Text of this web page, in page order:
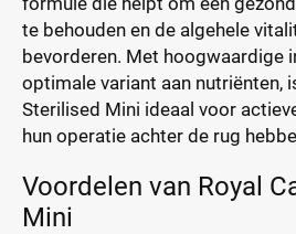
te behouden en de algehele
bevorderen. Met hoogwaardige
optimale variant aan nutriënten,
Sterilised Mini ideaal voor
hun operatie achter de rug
Voordelen van Royal
Mini